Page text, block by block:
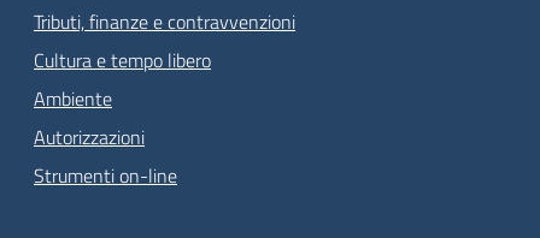
Tributi, finanze e contravvenzioni
Cultura e tempo libero
Ambiente
Autorizzazioni
Strumenti on-line